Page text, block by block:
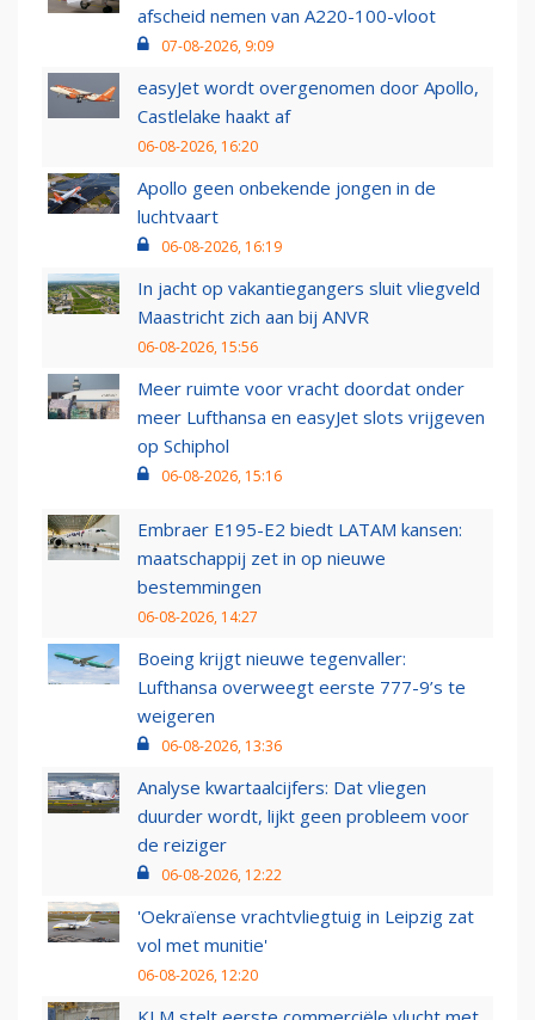
afscheid nemen van A220-100-vloot
07-08-2026, 9:09
easyJet wordt overgenomen door Apollo,
Castlelake haakt af
06-08-2026, 16:20
Apollo geen onbekende jongen in de
luchtvaart
06-08-2026, 16:19
In jacht op vakantiegangers sluit vliegveld
Maastricht zich aan bij ANVR
06-08-2026, 15:56
Meer ruimte voor vracht doordat onder
meer Lufthansa en easyJet slots vrijgeven
op Schiphol
06-08-2026, 15:16
Embraer E195-E2 biedt LATAM kansen:
maatschappij zet in op nieuwe
bestemmingen
06-08-2026, 14:27
Boeing krijgt nieuwe tegenvaller:
Lufthansa overweegt eerste 777-9’s te
weigeren
06-08-2026, 13:36
Analyse kwartaalcijfers: Dat vliegen
duurder wordt, lijkt geen probleem voor
de reiziger
06-08-2026, 12:22
'Oekraïense vrachtvliegtuig in Leipzig zat
vol met munitie'
06-08-2026, 12:20